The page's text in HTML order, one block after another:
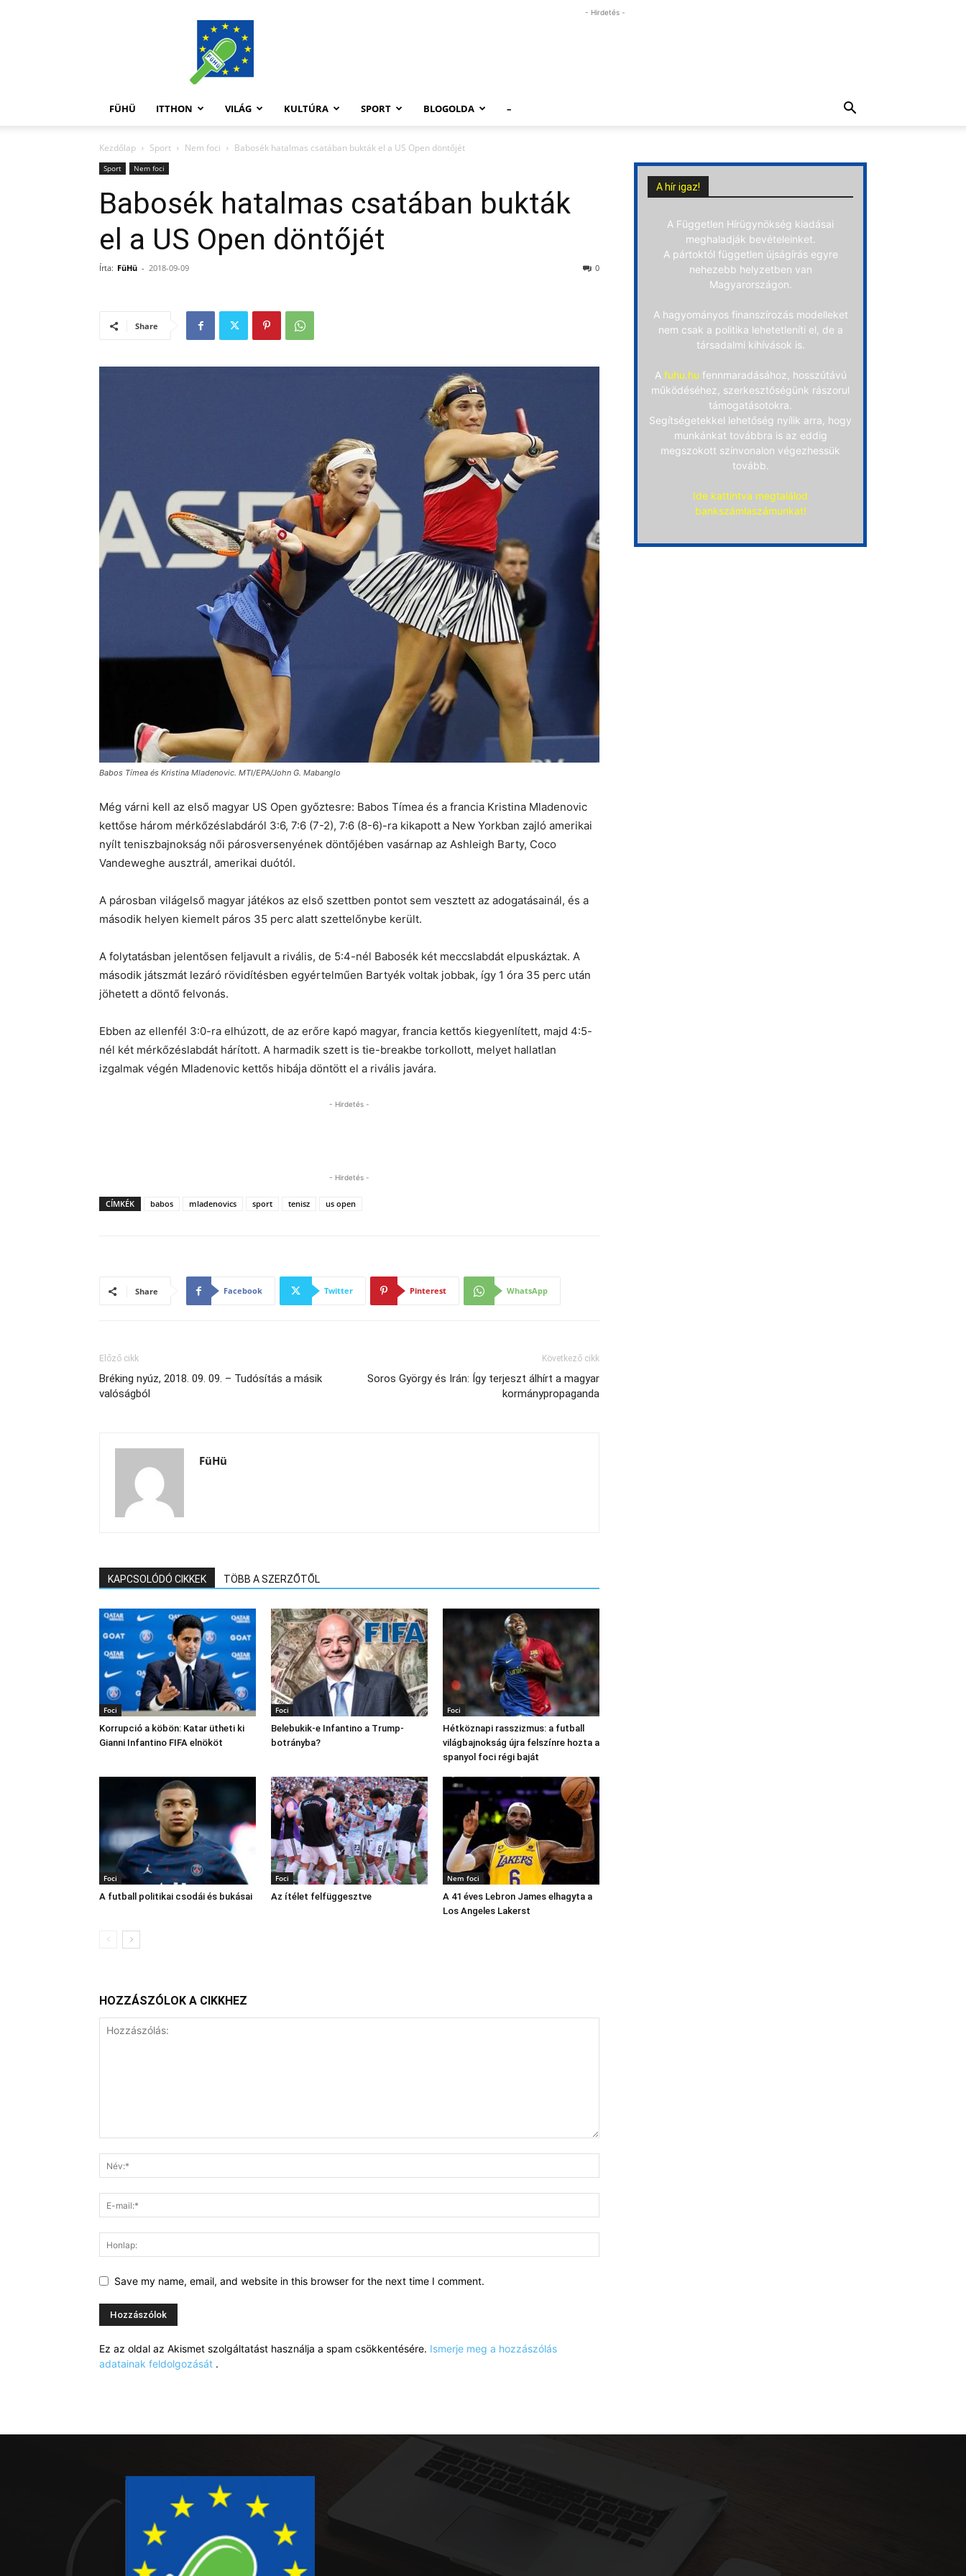
FüHü
- Hirdetés -
FÜHÜ ITTHON VILÁG KULTÚRA SPORT BLOGOLDA –
Kezdőlap Sport Nem foci Babosék hatalmas csatában bukták el a US Open döntőjét
Sport Nem foci
Babosék hatalmas csatában bukták
el a US Open döntőjét
Írta: FüHü - 2018-09-09 0
Share
Babos Tímea és Kristina Mladenovic. MTI/EPA/John G. Mabanglo
Még várni kell az első magyar US Open győztesre: Babos Tímea és a francia Kristina Mladenovic
kettőse három mérkőzéslabdáról 3:6, 7:6 (7-2), 7:6 (8-6)-ra kikapott a New Yorkban zajló amerikai
nyílt teniszbajnokság női párosversenyének döntőjében vasárnap az Ashleigh Barty, Coco
Vandeweghe ausztrál, amerikai duótól.
A párosban világelső magyar játékos az első szettben pontot sem vesztett az adogatásainál, és a
második helyen kiemelt páros 35 perc alatt szettelőnybe került.
A folytatásban jelentősen feljavult a rivális, de 5:4-nél Babosék két meccslabdát elpuskáztak. A
második játszmát lezáró rövidítésben egyértelműen Bartyék voltak jobbak, így 1 óra 35 perc után
jöhetett a döntő felvonás.
Ebben az ellenfél 3:0-ra elhúzott, de az erőre kapó magyar, francia kettős kiegyenlített, majd 4:5-
nél két mérkőzéslabdát hárított. A harmadik szett is tie-breakbe torkollott, melyet hallatlan
izgalmak végén Mladenovic kettős hibája döntött el a rivális javára.
- Hirdetés -
- Hirdetés -
CÍMKÉK babos mladenovics sport tenisz us open
Share Facebook Twitter Pinterest WhatsApp
Előző cikk
Bréking nyúz, 2018. 09. 09. – Tudósítás a másik
valóságból
Következő cikk
Soros György és Irán: Így terjeszt álhírt a magyar
kormánypropaganda
FüHü
KAPCSOLÓDÓ CIKKEK TÖBB A SZERZŐTŐL
Foci
Korrupció a köbön: Katar ütheti ki
Gianni Infantino FIFA elnököt
Foci
Belebukik-e Infantino a Trump-
botrányba?
Foci
Hétköznapi rasszizmus: a futball
világbajnokság újra felszínre hozta a
spanyol foci régi baját
Foci
A futball politikai csodái és bukásai
Foci
Az ítélet felfüggesztve
Nem foci
A 41 éves Lebron James elhagyta a
Los Angeles Lakerst
HOZZÁSZÓLOK A CIKKHEZ
Save my name, email, and website in this browser for the next time I comment.
Ez az oldal az Akismet szolgáltatást használja a spam csökkentésére. Ismerje meg a hozzászólás
adatainak feldolgozását .
A hír igaz!
A Független Hírügynökség kiadásai
meghaladják bevételeinket.
A pártoktól független újságírás egyre
nehezebb helyzetben van
Magyarországon.
A hagyományos finanszírozás modelleket
nem csak a politika lehetetleníti el, de a
társadalmi kihívások is.
A fuhu.hu fennmaradásához, hosszútávú
működéséhez, szerkesztőségünk rászorul
támogatásotokra.
Segítségetekkel lehetőség nyílik arra, hogy
munkánkat továbbra is az eddig
megszokott színvonalon végezhessük
tovább.
Ide kattintva megtalálod
bankszámlaszámunkat!